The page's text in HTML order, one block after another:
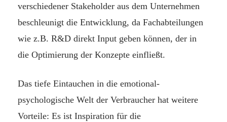
verschiedener Stakeholder aus dem Unternehmen
beschleunigt die Entwicklung, da Fachabteilungen
wie z.B. R&D direkt Input geben können, der in
die Optimierung der Konzepte einfließt.
Das tiefe Eintauchen in die emotional-
psychologische Welt der Verbraucher hat weitere
Vorteile: Es ist Inspiration für die